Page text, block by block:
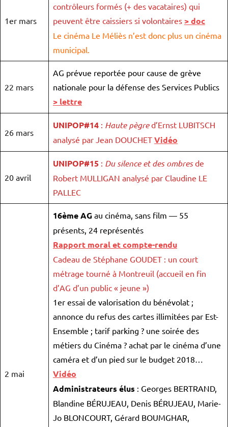
1er mars
contrôleurs formés (+ des vacataires) qui
peuvent être caissiers si volontaires > doc
Le cinéma Le Méliès n’est donc plus un cinéma
municipal.
22 mars
AG prévue reportée pour cause de grève
nationale pour la défense des Services Publics
> lettre
26 mars
UNIPOP#14 : Haute pègred’Ernst LUBITSCH
analysé par Jean DOUCHET Vidéo
20 avril
UNIPOP#15 : Du silence et des ombresde
Robert MULLIGAN analysé par Claudine LE
PALLEC
2 mai
16ème AG au cinéma, sans film — 55
présents, 24 représentés
Rapport moral et compte-rendu
Cadeau de Stéphane GOUDET : un court
métrage tourné à Montreuil (accueil en fin
d’AG d’un public « jeune »)
1er essai de valorisation du bénévolat ;
annonce du refus des cartes illimitées par Est-
Ensemble ; tarif parking ? une soirée des
métiers du Cinéma ? achat par le cinéma d’une
caméra et d’un pied sur le budget 2018…
Vidéo
Administrateurs élus : Georges BERTRAND,
Blandine BÉRUJEAU, Denis BÉRUJEAU, Marie-
Jo BLONCOURT, Gérard BOUMGHAR,